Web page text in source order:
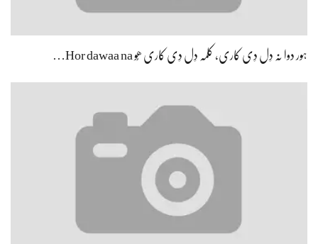
ہور دوا نہ دِل دِی کاری، کلمہ دِل دِی کاری ھُو Hor dawaa na…